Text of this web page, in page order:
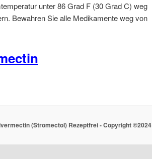
unter 86 Grad F (30 Grad C) weg
Bewahren Sie alle Medikamente weg von
(Stromectol) Rezeptfrei - Copyright ©2024